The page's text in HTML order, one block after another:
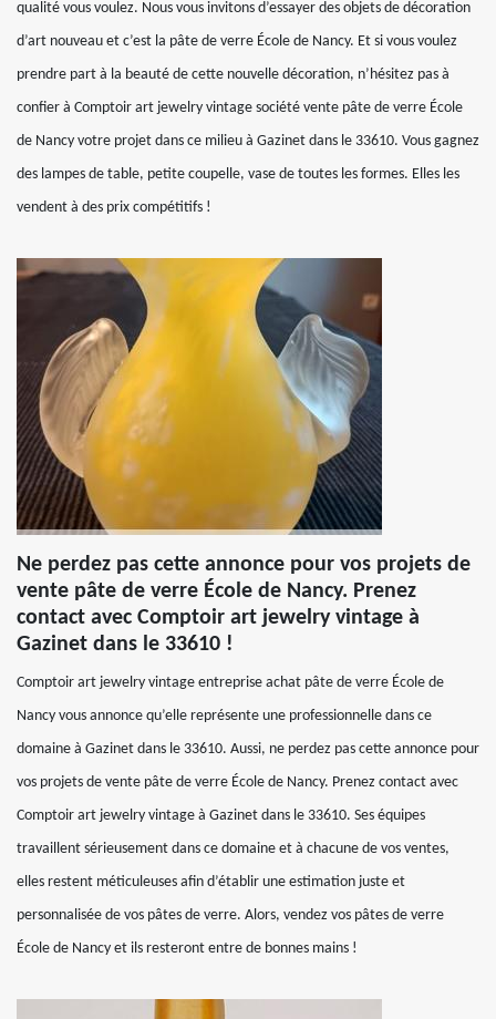
qualité vous voulez. Nous vous invitons d’essayer des objets de décoration
d’art nouveau et c’est la pâte de verre École de Nancy. Et si vous voulez
prendre part à la beauté de cette nouvelle décoration, n’hésitez pas à
confier à Comptoir art jewelry vintage société vente pâte de verre École
de Nancy votre projet dans ce milieu à Gazinet dans le 33610. Vous gagnez
des lampes de table, petite coupelle, vase de toutes les formes. Elles les
vendent à des prix compétitifs !
Ne perdez pas cette annonce pour vos projets de
vente pâte de verre École de Nancy. Prenez
contact avec Comptoir art jewelry vintage à
Gazinet dans le 33610 !
Comptoir art jewelry vintage entreprise achat pâte de verre École de
Nancy vous annonce qu’elle représente une professionnelle dans ce
domaine à Gazinet dans le 33610. Aussi, ne perdez pas cette annonce pour
vos projets de vente pâte de verre École de Nancy. Prenez contact avec
Comptoir art jewelry vintage à Gazinet dans le 33610. Ses équipes
travaillent sérieusement dans ce domaine et à chacune de vos ventes,
elles restent méticuleuses afin d’établir une estimation juste et
personnalisée de vos pâtes de verre. Alors, vendez vos pâtes de verre
École de Nancy et ils resteront entre de bonnes mains !